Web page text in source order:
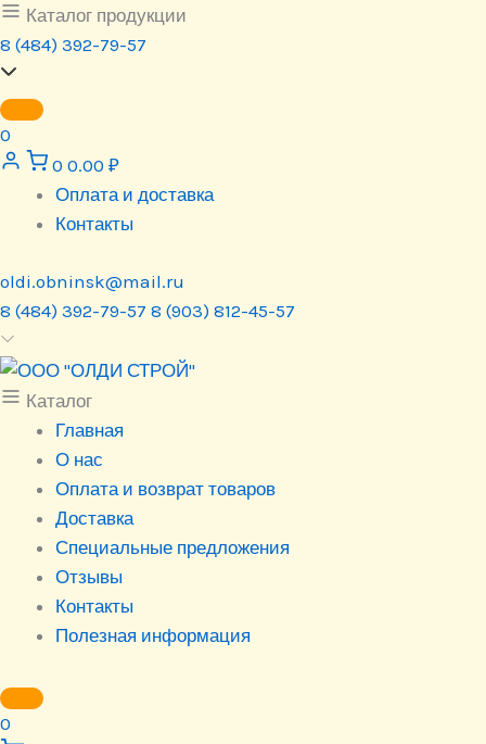
Перейти
к
содержимому
Каталог продукции
8 (484) 392-79-57
0
0 0.00 ₽
Оплата и доставка
Контакты
oldi.obninsk@mail.ru
8 (484) 392-79-57 8 (903) 812-45-57
Каталог
Главная
О нас
Оплата и возврат товаров
Доставка
Специальные предложения
Отзывы
Контакты
Полезная информация
0